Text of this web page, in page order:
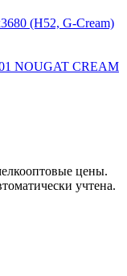
(H52, G-Cream)
NOUGAT CREAM
цены.
учтена.